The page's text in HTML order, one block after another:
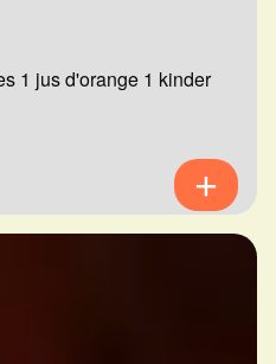
1 jus d'orange 1 kinder